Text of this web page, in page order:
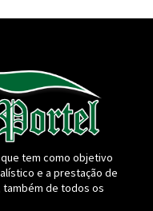
tem como objetivo
e a prestação de
também de todos os